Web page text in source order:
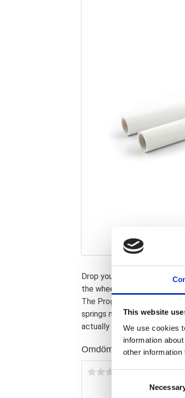
This website
We use cookies
information
other information
C
Drop your fork up to 2
the wheel or even changing
The Progressive
springs makes this kit truly a
actually improves the ride
Omdömen
Du